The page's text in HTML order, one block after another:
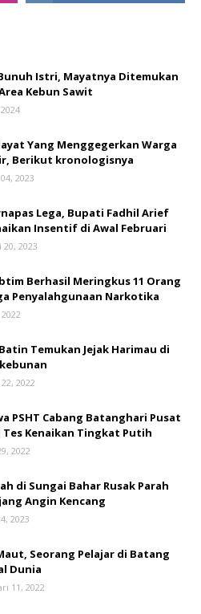
Istri, Mayatnya Ditemukan
Kebun Sawit
Yang Menggegerkan Warga
Berikut kronologisnya
2023
Lega, Bupati Fadhil Arief
Insentif di Awal Februari
20, 2023
Berhasil Meringkus 11 Orang
Penyalahgunaan Narkotika
Temukan Jejak Harimau di
2022
PSHT Cabang Batanghari Pusat
Kenaikan Tingkat Putih
2022
di Sungai Bahar Rusak Parah
Angin Kencang
2023
Seorang Pelajar di Batang
Dunia
11, 2022